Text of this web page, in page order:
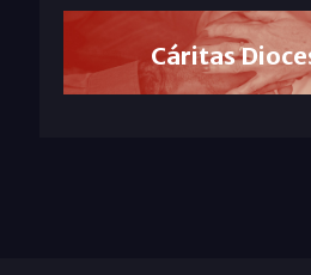
Cáritas